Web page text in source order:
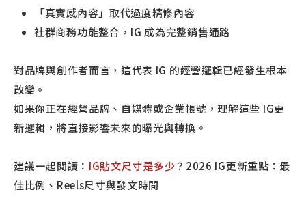
「真實感內容」取代過度精修內容
社群商務功能整合，IG 成為完整銷售通路
對品牌與創作者而言，這代表 IG 的經營邏輯已經發生根本
改變。
如果你正在經營品牌、自媒體或企業帳號，理解這些 IG更
新邏輯，將直接影響未來的曝光與轉換。
建議一起閱讀： IG貼文尺寸是多少？2026 IG更新重點：最
佳比例、Reels尺寸與發文時間